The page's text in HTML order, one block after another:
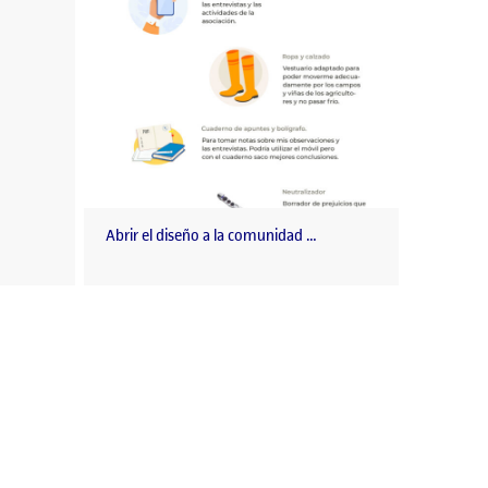
Abrir el diseño a la comunidad …